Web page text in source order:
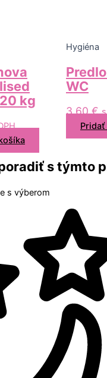
kg
Hygiéna
WC
3,60€
s týmto
s výberom